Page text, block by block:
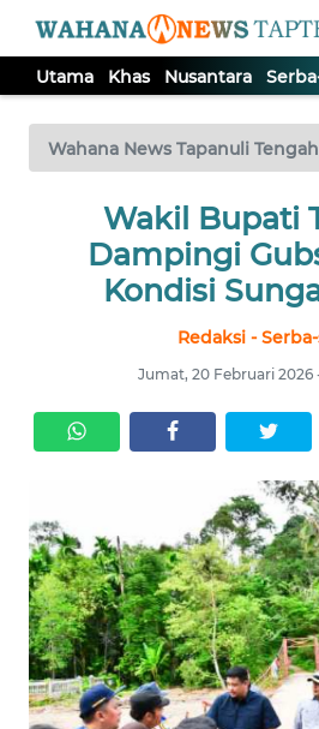
Utama Khas Nusantara
Wahana News Tapanuli Tengah
Wakil Bupati
Dampingi
Kondisi
Redaksi -
Jumat, 20 Februari 2026
TV
Tutup
SERBA-
SERBI
Informasi
INDEKS
BERITA
KONTAK